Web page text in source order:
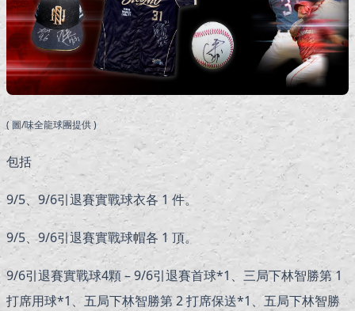
( 圖/味全龍球團提供 )
包括
9/5、9/6引退賽實戰球衣各 1 件。
9/5、9/6引退賽實戰球帽各 1 頂。
9/6引退賽實戰球4顆 – 9/6引退賽首球*1、三局下林智勝第 1
打席用球*1、五局下林智勝第 2 打席保送*1、五局下林智勝